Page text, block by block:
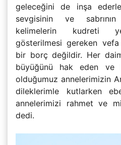
geleceğini de inşa
sevgisinin ve
kelimelerin kudreti
gösterilmesi gereken vefa
bir borç değildir. Her
büyüğünü hak eden ve
olduğumuz annelerimizin
dileklerimle kutlarken
annelerimizi rahmet ve
dedi.